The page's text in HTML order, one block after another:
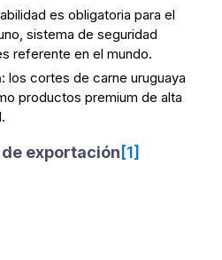
es obligatoria para el
sistema de seguridad
referente en el mundo.
: los cortes de carne uruguaya
productos premium de alta
exportación [1]